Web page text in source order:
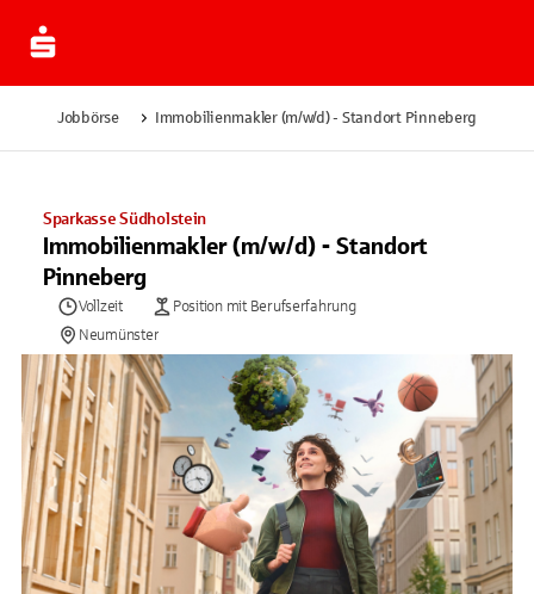
Jobbörse Immobilienmakler (m/w/d) - Standort Pinneberg
Sparkasse Südholstein
Immobilienmakler (m/w/d) - Standort
Pinneberg
Vollzeit
Position mit Berufserfahrung
Neumünster